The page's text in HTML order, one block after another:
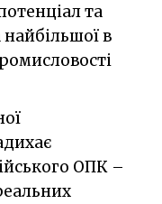
та
в
ОПК –